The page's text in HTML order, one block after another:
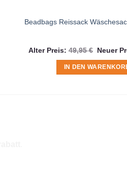
Beadbags Reissack
Alter Preis: 49,95€
war:
49,95 €
Neuer
IN DEN